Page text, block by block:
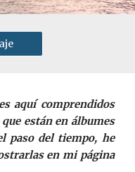
aquí comprendidos
están en álbumes
paso del tiempo, he
en mi página